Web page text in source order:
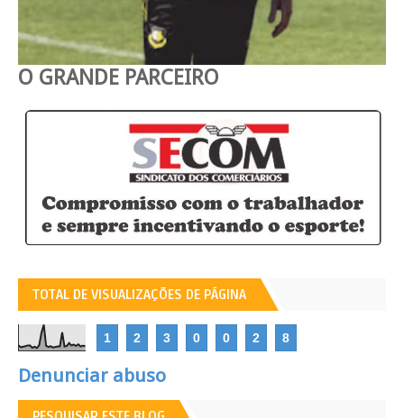
O GRANDE PARCEIRO
TOTAL DE VISUALIZAÇÕES DE PÁGINA
1 2 3 0 0 2 8
Denunciar abuso